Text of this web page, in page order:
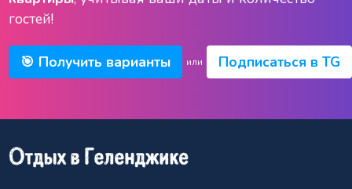
гостей!
🎯 Получить варианты или Подписаться в TG